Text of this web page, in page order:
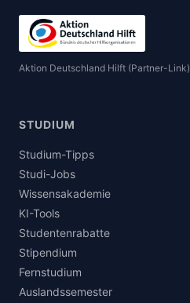
Aktion Deutschland Hilft (Partner-Link)
STUDIUM
Studium-Tipps
Studi-Jobs
Wissensakademie
KI-Tools
Studentenrabatte
Stipendium
Fernstudium
Auslandssemester